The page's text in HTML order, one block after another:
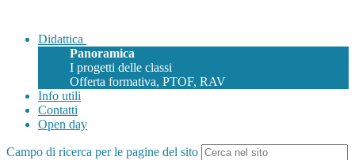
Didattica
Panoramica
I progetti delle classi
Offerta formativa, PTOF, RAV
Info utili
Contatti
Open day
Campo di ricerca per le pagine del sito